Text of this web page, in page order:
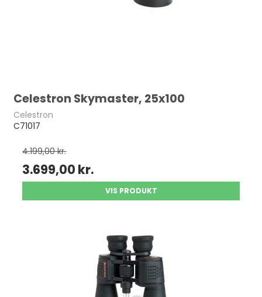
Celestron Skymaster, 25x100
Celestron
C71017
4.199,00 kr.
3.699,00 kr.
VIS PRODUKT